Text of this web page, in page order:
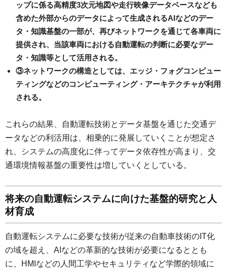
ップに係る高精度3次元地図や走行映像データベースなども
含めた外部からのデータによって生成されるAIなどのデー
タ・知識基盤の一部が、再びネットワークを通じて各車両に
提供され、当該車両における自動運転の判断に必要なデー
タ・知識等として活用される。
③ネットワークの構造としては、エッジ・フォグコンピュー
ティングなどのコンピューティング・アーキテクチャが利用
される。
これらの結果、自動運転技術とデータ基盤を通じた交通デ
ータなどの利活用は、相乗的に発展していくことが想定さ
れ、システムの高度化に伴ってデータ依存性が高まり、交
通環境情報基盤の重要性は増していくとしている。
将来の自動運転システムに向けた基盤的研究と人
材育成
自動運転システムに必要な技術が従来の自動車技術のIT化
の域を超え、AIなどの革新的な技術が必要になるととも
に、HMIなどの人間工学やセキュリティなど学際的領域に